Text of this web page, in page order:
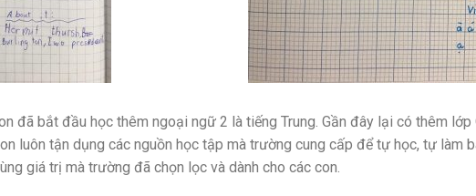
đã bắt đầu học thêm ngoại ngữ 2 là tiếng Trung. Gần đây lại có thêm
luôn tận dụng các nguồn học tập mà trường cung cấp để tự học, tự làm
giá trị mà trường đã chọn lọc và dành cho các con.